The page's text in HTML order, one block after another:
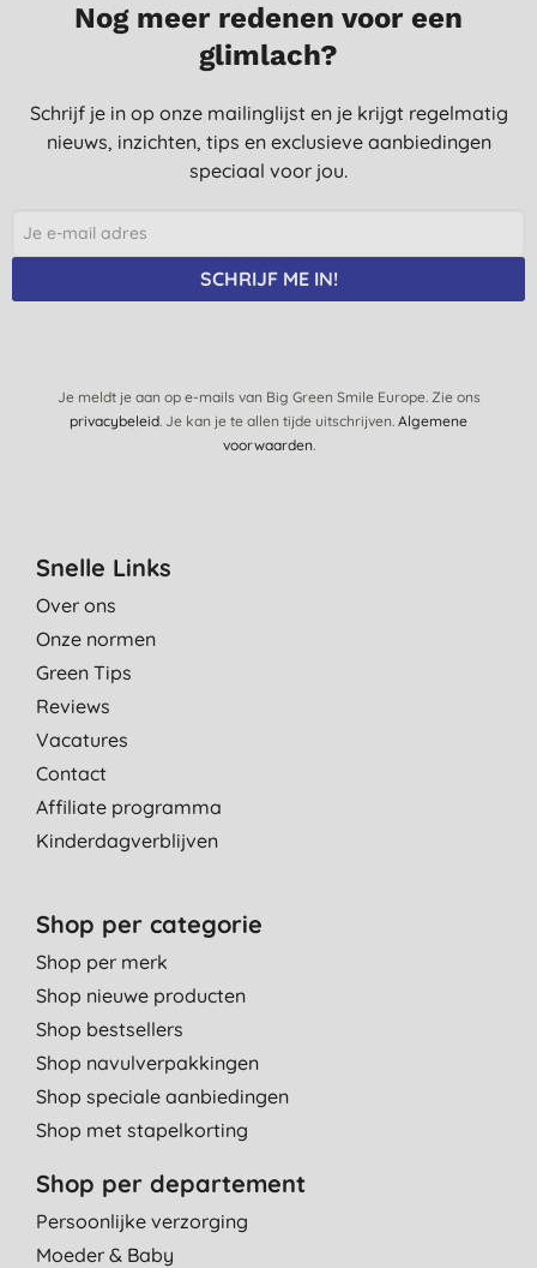
Nog meer redenen voor een
glimlach?
Schrijf je in op onze mailinglijst en je krijgt regelmatig
nieuws, inzichten, tips en exclusieve aanbiedingen
speciaal voor jou.
SCHRIJF ME IN!
Je meldt je aan op e-mails van Big Green Smile Europe. Zie ons
privacybeleid. Je kan je te allen tijde uitschrijven. Algemene
voorwaarden.
Snelle Links
Over ons
Onze normen
Green Tips
Reviews
Vacatures
Contact
Affiliate programma
Kinderdagverblijven
Shop per categorie
Shop per merk
Shop nieuwe producten
Shop bestsellers
Shop navulverpakkingen
Shop speciale aanbiedingen
Shop met stapelkorting
Shop per departement
Persoonlijke verzorging
Moeder & Baby